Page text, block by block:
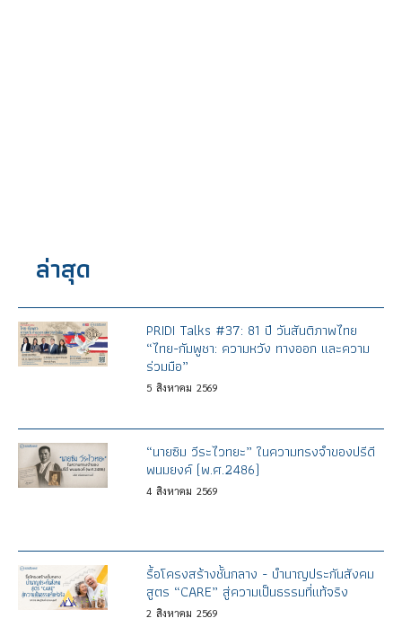
ล่าสุด
PRIDI Talks #37: 81 ปี วันสันติภาพไทย
“ไทย-กัมพูชา: ความหวัง ทางออก และความ
ร่วมมือ”
5 สิงหาคม 2569
“นายซิม วีระไวทยะ” ในความทรงจำของปรีดี
พนมยงค์ (พ.ศ.2486)
4 สิงหาคม 2569
รื้อโครงสร้างชั้นกลาง - บำนาญประกันสังคม
สูตร “CARE” สู่ความเป็นธรรมที่แท้จริง
2 สิงหาคม 2569